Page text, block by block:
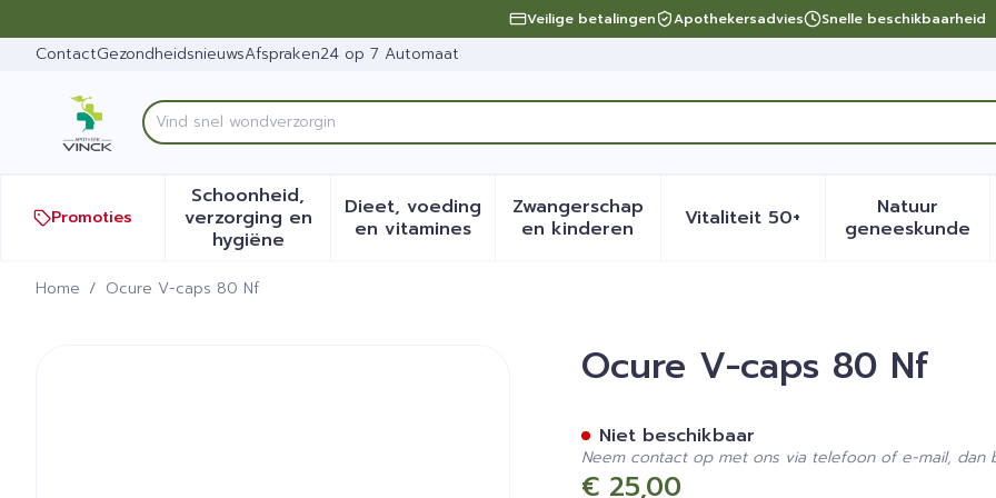
Veilige betalingen Apothekersadvies Snelle beschikbaarheid
ContactGezondheidsnieuwsAfspraken24 op 7 Automaat
Product, merk, categorie...
Promoties
Schoonheid,
verzorging en
hygiëneToon submenu voor Schoonheid, verzorging en hygiëne categorie
Dieet, voeding
en vitamines
Toon submenu voor Dieet, voeding en vitamines categorie
Zwangerschap
en kinderenToon submenu voor Zwangerschap en
Vitaliteit 50+Toon submenu voor
Natuur
geneeskunde
Toon
Home / Ocure V-caps 80 Nf
Ocure V-caps 80 Nf
€ 25,00
Niet beschikbaar
Neem contact op met ons via telefoon of e-mail, dan